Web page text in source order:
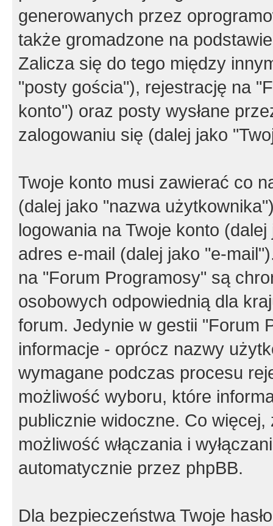
generowanych przez
także gromadzone na
Zalicza się do tego między
"posty gościa"), rejestrację na
konto") oraz posty wysłane
zalogowaniu się (dalej jako
Twoje konto musi zawierać co
(dalej jako "nazwa
logowania na Twoje konto
adres e-mail (dalej jako "e-
na "Forum Programosy" są
osobowych odpowiednią dla
forum. Jedynie w gestii "Forum
informacje - oprócz nazwy
wymagane podczas procesu
możliwość wyboru, które
publicznie widoczne. Co
możliwość włączania i
automatycznie przez phpBB.
Dla bezpieczeństwa Twoje